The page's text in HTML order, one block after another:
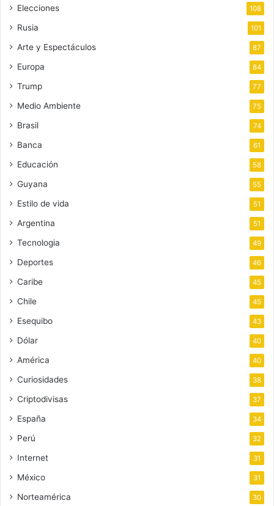
Elecciones 108
Rusia 101
Arte y Espectáculos 87
Europa 84
Trump 77
Medio Ambiente 75
Brasil 74
Banca 61
Educación 58
Guyana 55
Estilo de vida 51
Argentina 51
Tecnologia 49
Deportes 46
Caribe 45
Chile 45
Esequibo 43
Dólar 40
América 40
Curiosidades 38
Criptodivisas 37
España 34
Perú 32
Internet 31
México 31
Norteamérica 30